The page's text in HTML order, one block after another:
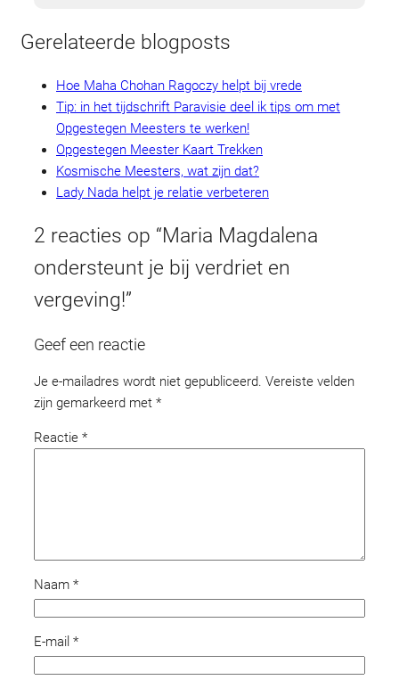
Gerelateerde blogposts
Hoe Maha Chohan Ragoczy helpt bij vrede
Tip: in het tijdschrift Paravisie deel ik tips om met
Opgestegen Meesters te werken!
Opgestegen Meester Kaart Trekken
Kosmische Meesters, wat zijn dat?
Lady Nada helpt je relatie verbeteren
2 reacties op “Maria Magdalena
ondersteunt je bij verdriet en
vergeving!”
Geef een reactie
Je e-mailadres wordt niet gepubliceerd. Vereiste velden
zijn gemarkeerd met *
Reactie *
Naam *
E-mail *